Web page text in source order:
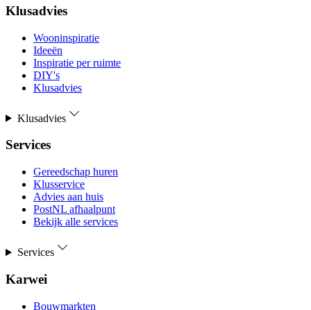
Klusadvies
Wooninspiratie
Ideeën
Inspiratie per ruimte
DIY's
Klusadvies
Klusadvies
Services
Gereedschap huren
Klusservice
Advies aan huis
PostNL afhaalpunt
Bekijk alle services
Services
Karwei
Bouwmarkten